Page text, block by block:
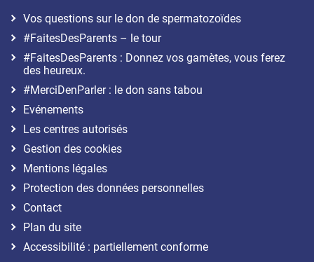
Vos questions sur le don de spermatozoïdes
#FaitesDesParents – le tour
#FaitesDesParents : Donnez vos gamètes, vous ferez
des heureux.
#MerciDenParler : le don sans tabou
Evénements
Les centres autorisés
Gestion des cookies
Mentions légales
Protection des données personnelles
Contact
Plan du site
Accessibilité : partiellement conforme